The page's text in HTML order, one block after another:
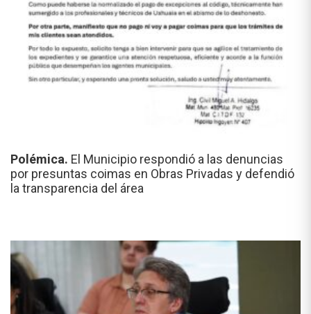
Polémica. El Municipio respondió a las denuncias
por presuntas coimas en Obras Privadas y defendió
la transparencia del área